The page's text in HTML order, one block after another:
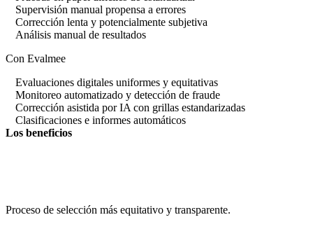
Supervisión manual propensa a errores
Corrección lenta y potencialmente subjetiva
Análisis manual de resultados
Con Evalmee
Evaluaciones digitales uniformes y equitativas
Monitoreo automatizado y detección de fraude
Corrección asistida por IA con grillas estandarizadas
Clasificaciones e informes automáticos
Los beneficios
Proceso de selección más equitativo y transparente.